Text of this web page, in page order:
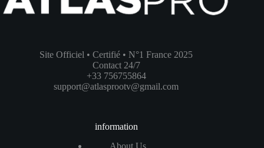
France
Site Officiel • Certifié • N°1 France 2025
Contact 24/7
+33 756755864
support@atlasprootv@gmail.com
information
About Us